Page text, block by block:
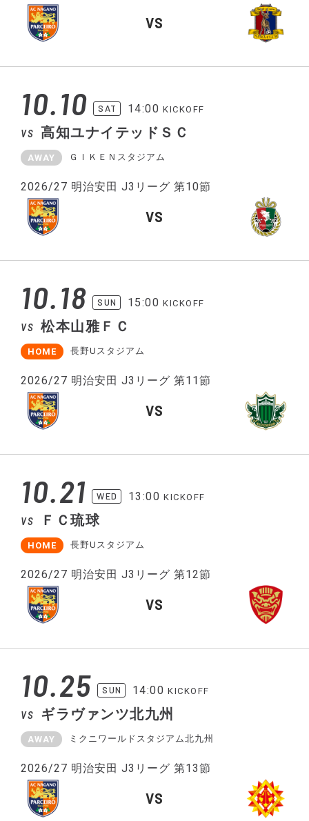
VS
10.10 SAT 14:00 KICKOFF
VS 高知ユナイテッドＳＣ
AWAY ＧＩＫＥＮスタジアム
2026/27 明治安田 J3リーグ 第10節
VS
10.18 SUN 15:00 KICKOFF
VS 松本山雅ＦＣ
HOME 長野Uスタジアム
2026/27 明治安田 J3リーグ 第11節
VS
10.21 WED 13:00 KICKOFF
VS ＦＣ琉球
HOME 長野Uスタジアム
2026/27 明治安田 J3リーグ 第12節
VS
10.25 SUN 14:00 KICKOFF
VS ギラヴァンツ北九州
AWAY ミクニワールドスタジアム北九州
2026/27 明治安田 J3リーグ 第13節
VS